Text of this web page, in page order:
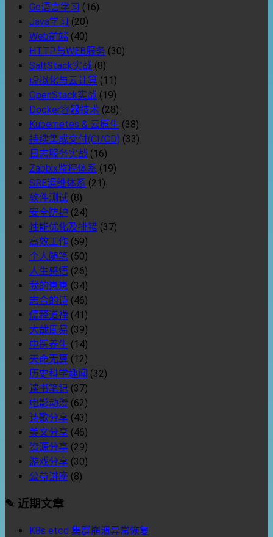
Go语言学习 (16)
Java学习 (20)
Web前端 (40)
HTTP与WEB服务 (30)
SaltStack实战 (8)
虚拟化与云计算 (11)
OpenStack实战 (19)
Docker容器技术 (28)
Kubernetes & 云原生 (38)
持续集成交付(CI/CD) (33)
日志服务实战 (16)
Zabbix监控体系 (19)
SRE运维体系 (21)
软件测试 (8)
安全防护 (24)
性能优化及排错 (37)
高效工作 (59)
个人随笔 (50)
人生感悟 (26)
我的崽崽 (34)
志合的诗 (46)
儒释道禅 (41)
大哉周易 (39)
中医养生 (14)
天命无算 (12)
历史科学趣闻 (32)
读书笔记 (37)
电影动漫 (62)
诗歌分享 (43)
美文分享 (46)
资源分享 (29)
游戏分享 (30)
公益讲座 (8)
✎ 近期文章
K8s etcd 集群崩溃异常恢复